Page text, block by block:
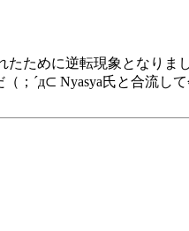
ために逆転現象となり
；´д⊂ Nyasya氏と合流し